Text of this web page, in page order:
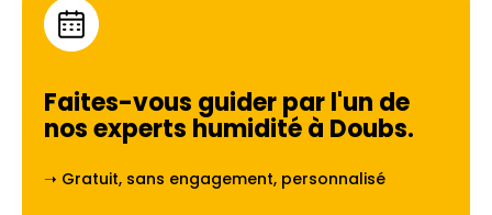
Faites-vous guider par l'un de
nos experts humidité à Doubs.
➝ Gratuit, sans engagement, personnalisé